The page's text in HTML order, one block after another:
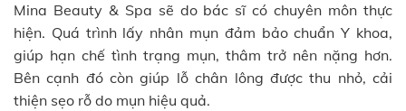
Mina Beauty & Spa sẽ do bác sĩ có chuyên môn thực
hiện. Quá trình lấy nhân mụn đảm bảo chuẩn Y khoa,
giúp hạn chế tình trạng mụn, thâm trở nên nặng hơn.
Bên cạnh đó còn giúp lỗ chân lông được thu nhỏ, cải
thiện sẹo rỗ do mụn hiệu quả.